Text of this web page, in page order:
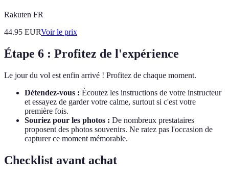
Rakuten FR
44.95 EURVoir le prix
Étape 6 : Profitez de l'expérience
Le jour du vol est enfin arrivé ! Profitez de chaque moment.
Détendez-vous : Écoutez les instructions de votre instructeur
et essayez de garder votre calme, surtout si c'est votre
première fois.
Souriez pour les photos : De nombreux prestataires
proposent des photos souvenirs. Ne ratez pas l'occasion de
capturer ce moment mémorable.
Checklist avant achat